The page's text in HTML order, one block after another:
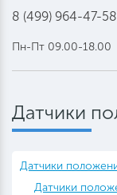
8 (499) 964-47-58
Пн-Пт 09.00-18.00
Датчики
Датчики
Датчики